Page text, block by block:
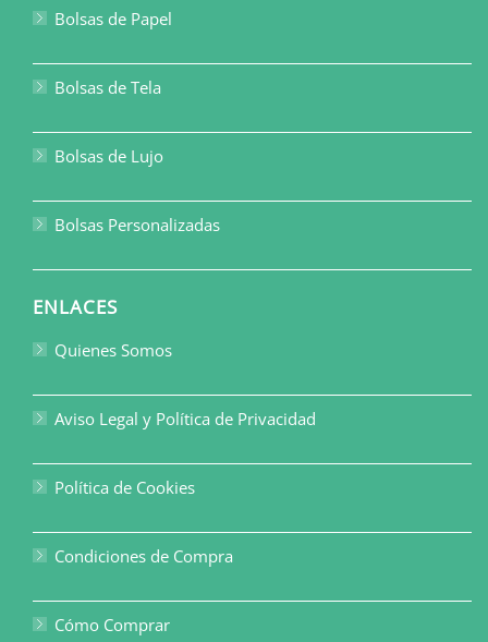
Bolsas de Papel
Bolsas de Tela
Bolsas de Lujo
Bolsas Personalizadas
ENLACES
Quienes Somos
Aviso Legal y Política de Privacidad
Política de Cookies
Condiciones de Compra
Cómo Comprar